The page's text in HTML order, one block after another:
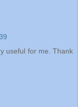
useful for me. Thank